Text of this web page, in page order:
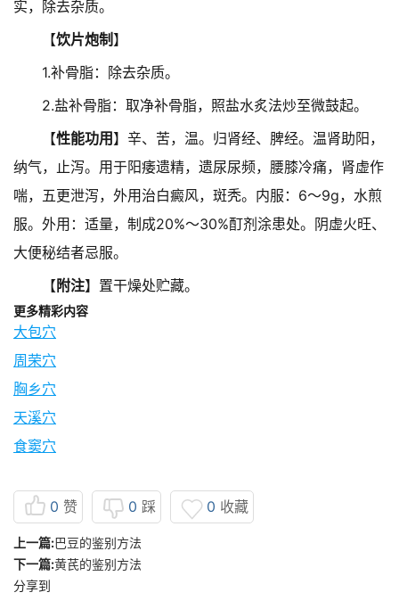
实，除去杂质。
【饮片炮制】
1.补骨脂：除去杂质。
2.盐补骨脂：取净补骨脂，照盐水炙法炒至微鼓起。
【性能功用】辛、苦，温。归肾经、脾经。温肾助阳，
纳气，止泻。用于阳痿遗精，遗尿尿频，腰膝冷痛，肾虚作
喘，五更泄泻，外用治白癜风，斑秃。内服：6～9g，水煎
服。外用：适量，制成20%～30%酊剂涂患处。阴虚火旺、
大便秘结者忌服。
【附注】置干燥处贮藏。
更多精彩内容
大包穴
周荣穴
胸乡穴
天溪穴
食窦穴
0 赞 0 踩 0 收藏
上一篇:巴豆的鉴别方法
下一篇:黄芪的鉴别方法
分享到